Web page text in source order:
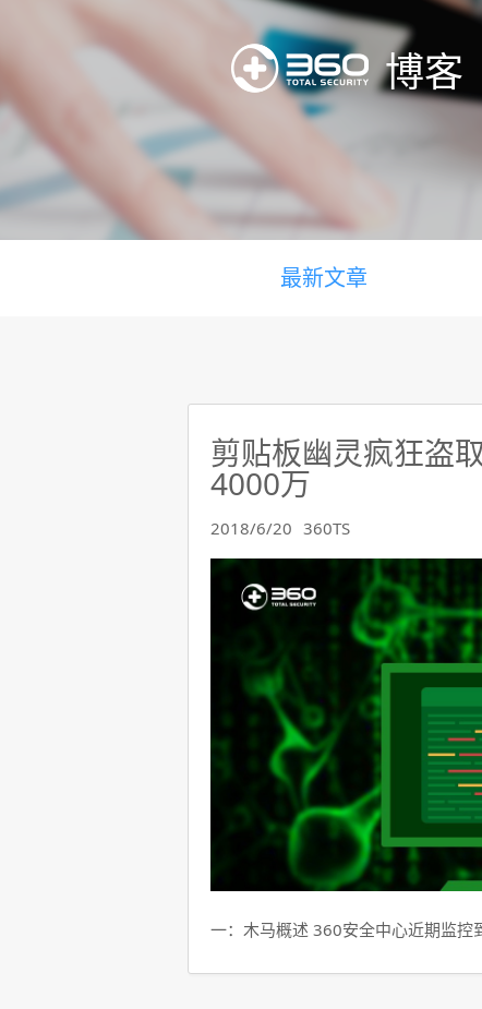
博客
最新文章
剪贴板幽灵疯狂盗
4000万
2018/6/20 360TS
一：木马概述 360安全中心近期监控